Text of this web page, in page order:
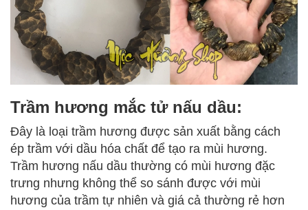
Trầm hương mắc tử nấu dầu:
Đây là loại trầm hương được sản xuất bằng cách
ép trầm với dầu hóa chất để tạo ra mùi hương.
Trầm hương nấu dầu thường có mùi hương đặc
trưng nhưng không thể so sánh được với mùi
hương của trầm tự nhiên và giá cả thường rẻ hơn